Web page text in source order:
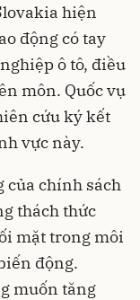
hiện
động có tay
ô tô, điều
môn. Quốc vụ
cứu ký kết
vực này.
của chính sách
thách thức
mặt trong môi
động.
muốn tăng